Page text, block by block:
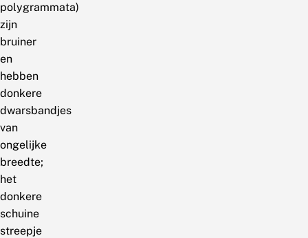
polygrammata)
zijn
bruiner
en
hebben
donkere
dwarsbandjes
van
ongelijke
breedte;
het
donkere
schuine
streepje